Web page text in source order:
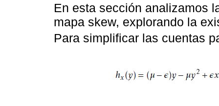
En esta sección analizamos
mapa skew, explorando la
Para simplificar las cuentas